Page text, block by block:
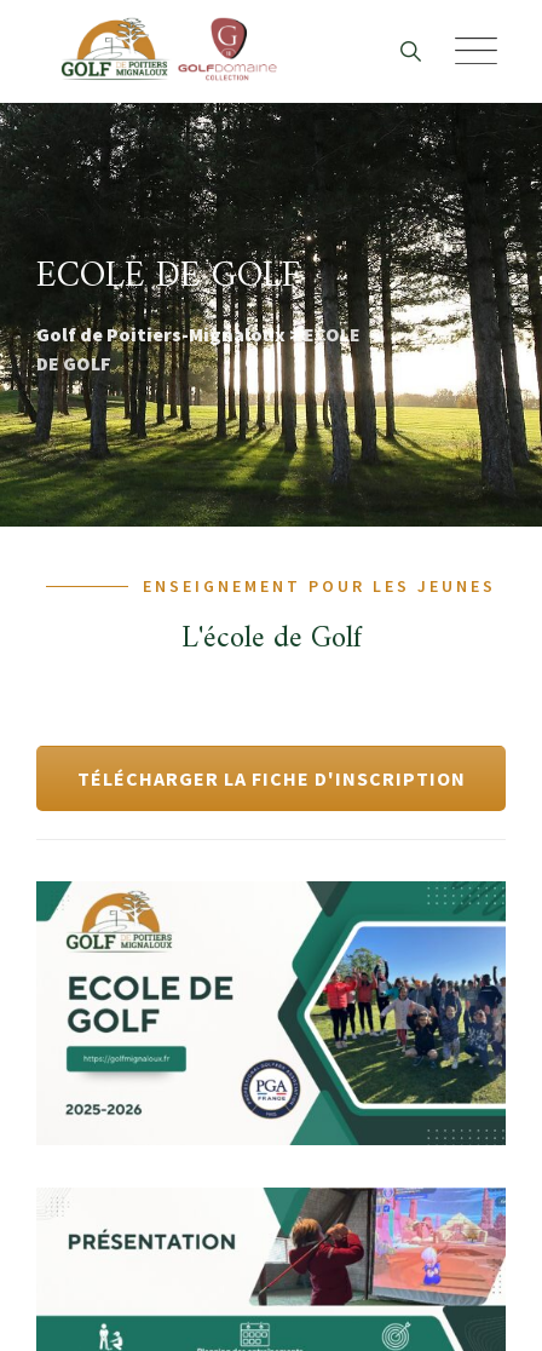
content
ECOLE DE GOLF
Golf de Poitiers-Mignaloux>ECOLE
DE GOLF
ENSEIGNEMENT POUR LES JEUNES
L'école de Golf
TÉLÉCHARGER LA FICHE D'INSCRIPTION